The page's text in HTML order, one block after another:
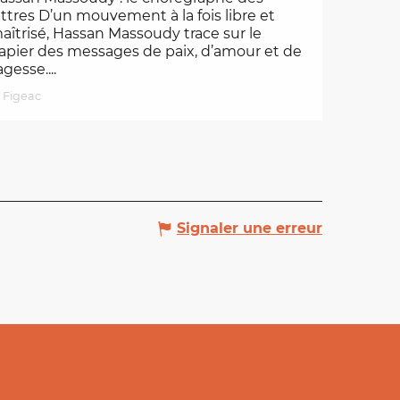
D’un mouvement à la fois libre et
Hassan Massoudy trace sur le
des messages de paix, d’amour et de
Figeac
Signaler une erreur